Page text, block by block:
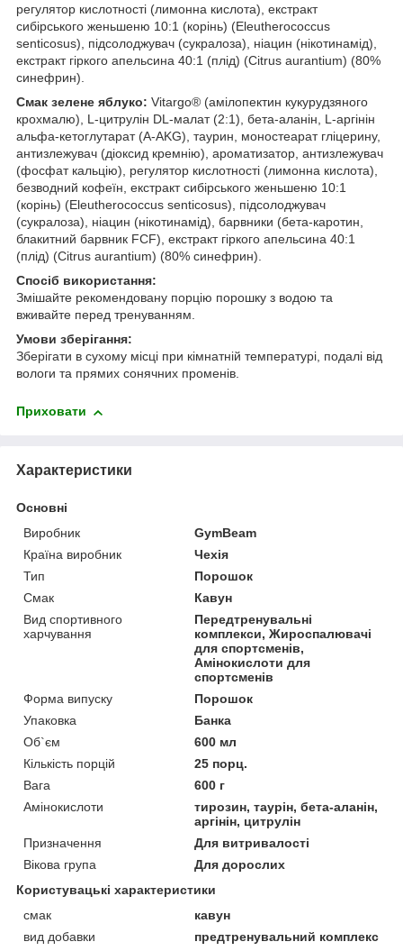
регулятор кислотності (лимонна кислота), екстракт
сибірського женьшеню 10:1 (корінь) (Eleutherococcus
senticosus), підсолоджувач (сукралоза), ніацин (нікотинамід),
екстракт гіркого апельсина 40:1 (плід) (Citrus aurantium) (80%
синефрин).
Смак зелене яблуко: Vitargo® (амілопектин кукурудзяного
крохмалю), L-цитрулін DL-малат (2:1), бета-аланін, L-аргінін
альфа-кетоглутарат (A-AKG), таурин, моностеарат гліцерину,
антизлежувач (діоксид кремнію), ароматизатор, антизлежувач
(фосфат кальцію), регулятор кислотності (лимонна кислота),
безводний кофеїн, екстракт сибірського женьшеню 10:1
(корінь) (Eleutherococcus senticosus), підсолоджувач
(сукралоза), ніацин (нікотинамід), барвники (бета-каротин,
блакитний барвник FCF), екстракт гіркого апельсина 40:1
(плід) (Citrus aurantium) (80% синефрин).
Спосіб використання:
Змішайте рекомендовану порцію порошку з водою та
вживайте перед тренуванням.
Умови зберігання:
Зберігати в сухому місці при кімнатній температурі, подалі від
вологи та прямих сонячних променів.
Приховати
Характеристики
Основні
Виробник
GymBeam
Країна виробник
Чехія
Тип
Порошок
Смак
Кавун
Вид спортивного
харчування
Передтренувальні
комплекси, Жироспалювачі
для спортсменів,
Амінокислоти для
спортсменів
Форма випуску
Порошок
Упаковка
Банка
Об`єм
600 мл
Кількість порцій
25 порц.
Вага
600 г
Амінокислоти
тирозин, таурін, бета-аланін,
аргінін, цитрулін
Призначення
Для витривалості
Вікова група
Для дорослих
Користувацькі характеристики
смак
кавун
вид добавки
предтренувальний комплекс